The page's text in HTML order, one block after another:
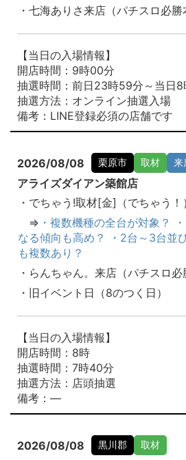
・七海ありさ来店（パチスロ必勝
【当日の入場情報】
開店時間：9時00分
抽選時間：前日23時59分～当日
抽選方法：オンライン抽選入場
備考：LINE登録必須の店舗です
2026/08/08 栗原市 取材 来
アライズダイアン築館店
・でちゃう!取材[金]（でちゃう！）
⇒ ・複数機種の全台が対象？
なる傾向も高め？ ・2台～3台並
も複数あり？
・らんちゃん。来店（パチスロ必
・旧イベント日（8のつく日）
【当日の入場情報】
開店時間：8時
抽選時間：7時40分
抽選方法：店頭抽選
備考：―
2026/08/08 黒川郡 取材